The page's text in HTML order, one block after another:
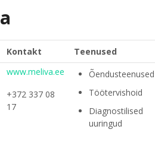
Kontakt
Teenused
www.meliva.ee
+372 337 08
17
Õendusteenused
Töötervishoid
Diagnostilised
uuringud